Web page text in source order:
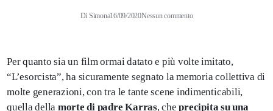
Di Simona16/09/2020Nessun commento
Per quanto sia un film ormai datato e più volte imitato,
“L’esorcista”, ha sicuramente segnato la memoria collettiva di
molte generazioni, con tra le tante scene indimenticabili,
quella della morte di padre Karras, cheprecipita su una